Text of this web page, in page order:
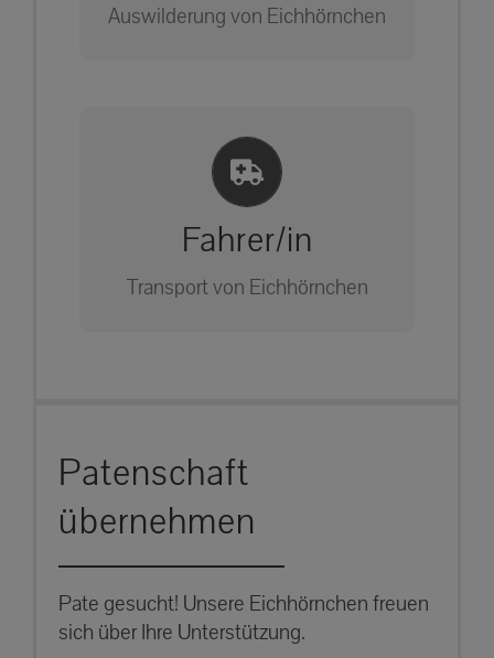
Auswilderung von Eichhörnchen
Bitte unter unserem Büro anrufen
auf: 0162-7909946
Fahrer/in
Transport von Eichhörnchen
Einlernung und Infos
auf: 0162-7909946
Patenschaft
übernehmen
Pate gesucht! Unsere Eichhörnchen freuen
sich über Ihre Unterstützung.